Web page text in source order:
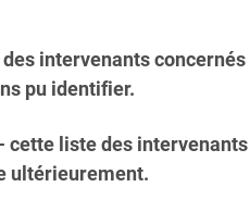
intervenants
pu identifier.
cette liste des
ultérieurement.